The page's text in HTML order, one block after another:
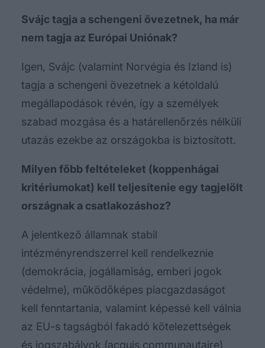
Svájc tagja a schengeni övezetnek, ha már
nem tagja az Európai Uniónak?
Igen, Svájc (valamint Norvégia és Izland is)
tagja a schengeni övezetnek a kétoldalú
megállapodások révén, így a személyek
szabad mozgása és a határellenőrzés nélküli
utazás ezekbe az országokba is biztosított.
Milyen főbb feltételeket (koppenhágai
kritériumokat) kell teljesítenie egy tagjelölt
országnak a csatlakozáshoz?
A jelentkező államnak stabil
intézményrendszerrel kell rendelkeznie
(demokrácia, jogállamiság, emberi jogok
védelme), működőképes piacgazdaságot
kell fenntartania, valamint képessé kell válnia
az EU-s tagságból fakadó kötelezettségek
és jogszabályok (acquis communautaire)